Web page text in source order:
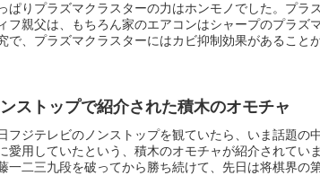
ぱりプラズマクラスターの力はホンモノでした。プラ
フ親父は、もちろん家のエアコンはシャープのプラズ
で、プラズマクラスターにはカビ抑制効果があること
ストップで紹介された積木のオモチャ
フジテレビのノンストップを観ていたら、いま話題の
愛用していたという、積木のオモチャが紹介されてい
一二三九段を破ってから勝ち続けて、先日は将棋界の